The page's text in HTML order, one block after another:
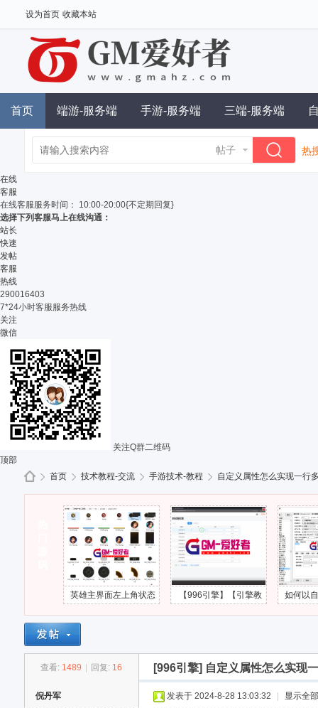
设为首页 收藏本站
首页 端游-服务端 手游-服务端 三端-服务端
帖子 热
在线
客服
在线客服服务时间： 10:00-20:00{不定期回复}
选择下列客服马上在线沟通：
站长
快速
发帖
客服
热线
290016403
7*24小时客服服务热线
关注
微信
关注Q群二维码
顶部
首页 技术教程-交流 手游技术-教程
›
自定义属性怎么实现一行
英雄主界面左上角状态
头像UI界面怎么添加出
【996引擎】【引擎教
程】第3课 - 工具服配置
如何以自身为中
围伤害技能？
查看: 1489 回复: 16 [996引擎] 自定义属性怎么实现
倪丹军 发表于 2024-8-28 13:03:32 显示全